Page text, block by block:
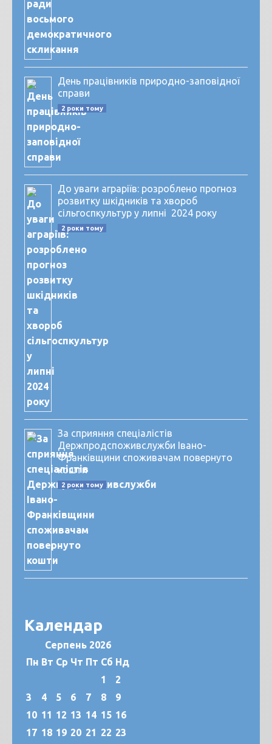
День працівників природно-заповідної
справи
2 роки тому
До уваги аграріїв: розроблено прогноз
розвитку шкідників та хвороб
сільгоспкультур у липні 2024 року
2 роки тому
За сприяння спеціалістів
Держпродспоживслужби Івано-
Франківщини споживачам повернуто
кошти
2 роки тому
Календар
Серпень 2026
Пн Вт Ср Чт Пт Сб Нд
1
2
3
4 5 6 7 8
9
10 11 12 13 14 15 16
17 18 19 20 21 22 23